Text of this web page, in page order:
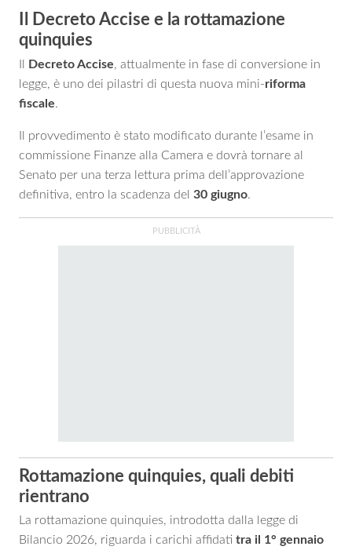
Il Decreto Accise e la rottamazione
quinquies
Decreto Accise, attualmente in fase di conversione in
legge, è uno dei pilastri di questa nuova mini-riforma
fiscale.
Il provvedimento è stato modificato durante l’esame in
commissione Finanze alla Camera e dovrà tornare al
Senato per una terza lettura prima dell’approvazione
definitiva, entro la scadenza del 30 giugno.
Rottamazione quinquies, quali debiti
rientrano
La rottamazione quinquies, introdotta dalla legge di
Bilancio 2026, riguarda i carichi affidati tra il 1° gennaio